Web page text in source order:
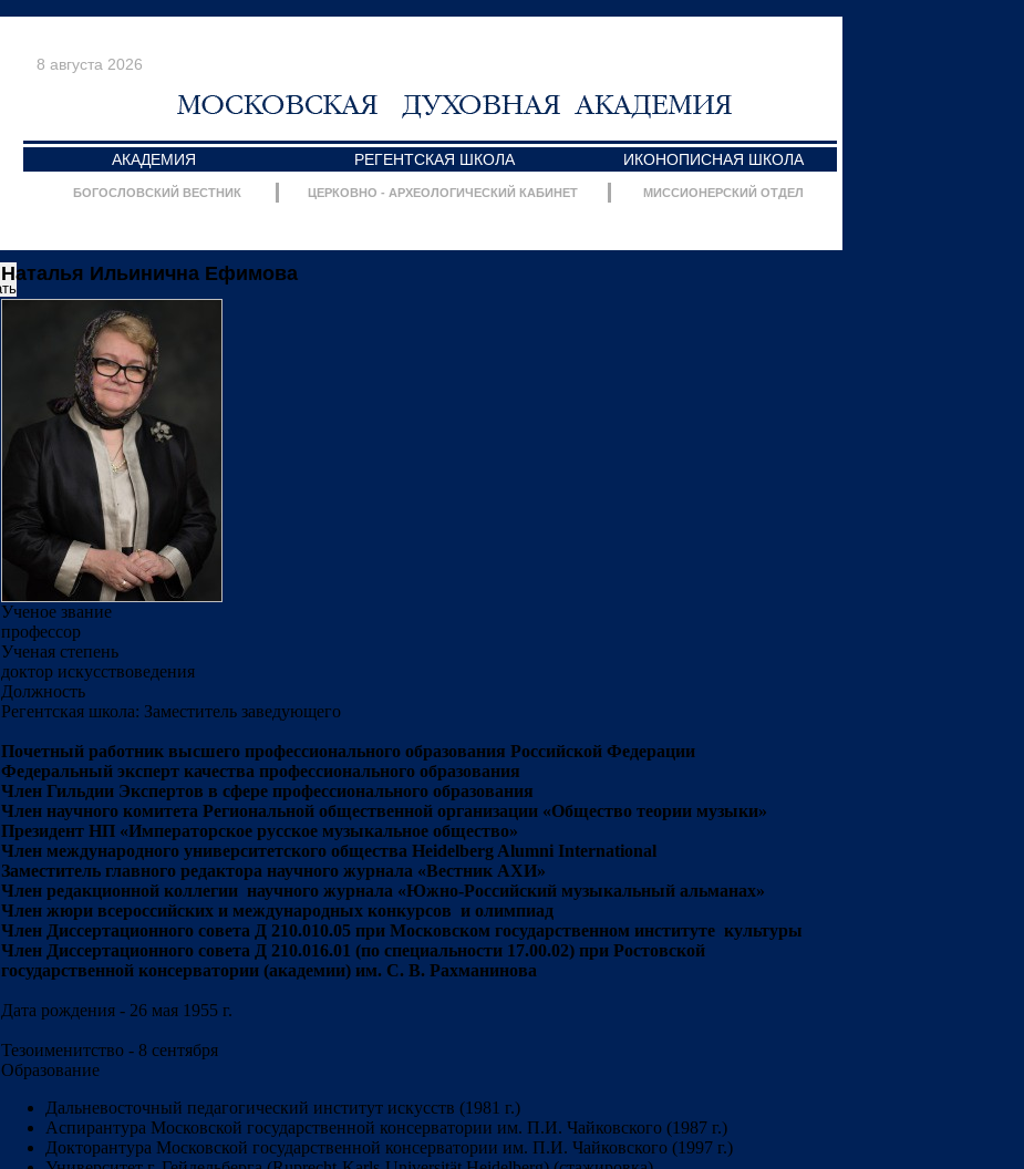
8 августа 2026
АКАДЕМИЯ РЕГЕНТСКАЯ ШКОЛА ИКОНОПИСНАЯ ШКОЛА
БОГОСЛОВСКИЙ ВЕСТНИК ЦЕРКОВНО - АРХЕОЛОГИЧЕСКИЙ КАБИНЕТ МИССИОНЕРСКИЙ ОТДЕЛ
Наталья Ильинична Ефимова
Ученое звание
профессор
Ученая степень
доктор искусствоведения
Должность
Регентская школа: Заместитель заведующего
Почетный работник высшего профессионального образования Российской Федерации
Федеральный эксперт качества профессионального образования
Член Гильдии Экспертов в сфере профессионального образования
Член научного комитета Региональной общественной организации «Общество теории музыки»
Президент НП «Императорское русское музыкальное общество»
Член международного университетского общества Heidelberg Alumni International
Заместитель главного редактора научного журнала «Вестник АХИ»
Член редакционной коллегии научного журнала «Южно-Российский музыкальный альманах»
Член жюри всероссийских и международных конкурсов и олимпиад
Член Диссертационного совета Д 210.010.05 при Московском государственном институте культуры
Член Диссертационного совета Д 210.016.01 (по специальности 17.00.02) при Ростовской
государственной консерватории (академии) им. С. В. Рахманинова
Дата рождения - 26 мая 1955 г.
Тезоименитство - 8 сентября
Образование
Дальневосточный педагогический институт искусств (1981 г.)
Аспирантура Московской государственной консерватории им. П.И. Чайковского (1987 г.)
Докторантура Московской государственной консерватории им. П.И. Чайковского (1997 г.)